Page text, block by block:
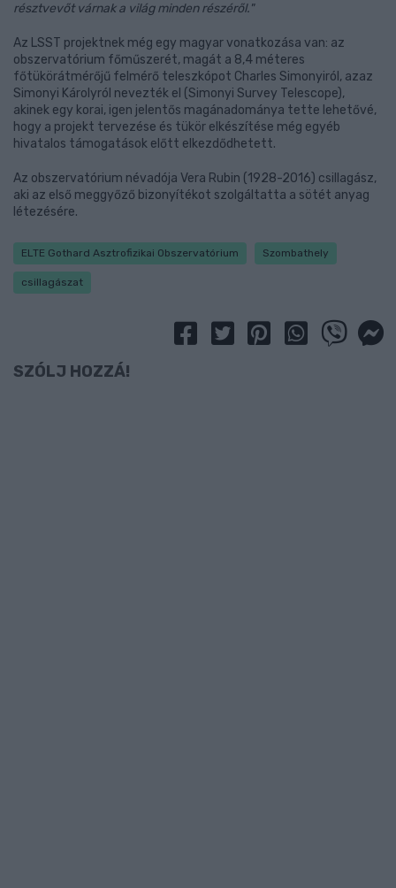
résztvevőt várnak a világ minden részéről."
Az LSST projektnek még egy magyar vonatkozása van: az
obszervatórium főműszerét, magát a 8,4 méteres
főtükörátmérőjű felmérő teleszkópot Charles Simonyiról, azaz
Simonyi Károlyról nevezték el (Simonyi Survey Telescope),
akinek egy korai, igen jelentős magánadománya tette lehetővé,
hogy a projekt tervezése és tükör elkészítése még egyéb
hivatalos támogatások előtt elkezdődhetett.
Az obszervatórium névadója Vera Rubin (1928-2016) csillagász,
aki az első meggyőző bizonyítékot szolgáltatta a sötét anyag
létezésére.
ELTE Gothard Asztrofizikai Obszervatórium Szombathely
csillagászat
SZÓLJ HOZZÁ!